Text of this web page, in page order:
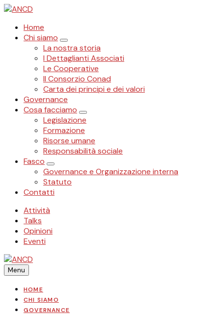
Close
Home
Chi siamo
expand
child
menu
La nostra storia
I Dettaglianti Associati
Le Cooperative
Il Consorzio Conad
Carta dei principi e dei valori
Governance
Cosa facciamo
expand
child
menu
Legislazione
Formazione
Risorse umane
Responsabilità sociale
Fasco
expand
child
menu
Governance e Organizzazione interna
Statuto
Contatti
Attività
Talks
Opinioni
Eventi
Menu
HOME
CHI SIAMO
GOVERNANCE